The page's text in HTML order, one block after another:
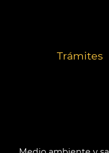
Trámites